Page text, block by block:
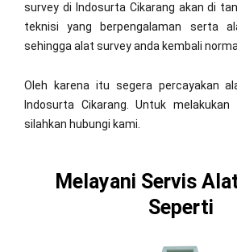
survey di Indosurta Cikarang akan di
teknisi yang berpengalaman serta
sehingga alat survey anda kembali normal.
Oleh karena itu segera percayakan
Indosurta Cikarang. Untuk
silahkan hubungi kami.
Melayani Servis
Seperti